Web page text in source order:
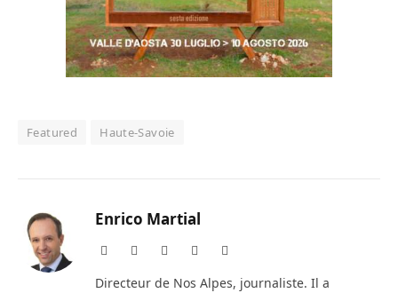
Featured Haute-Savoie
Enrico Martial
Website Facebook Instagram
Directeur de Nos Alpes, journaliste. Il a